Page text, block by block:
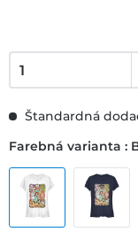
Štandardná
Farebná varianta :